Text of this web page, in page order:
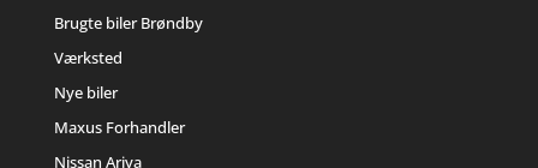
Brugte biler Brøndby
Værksted
Nye biler
Maxus Forhandler
Nissan Ariya